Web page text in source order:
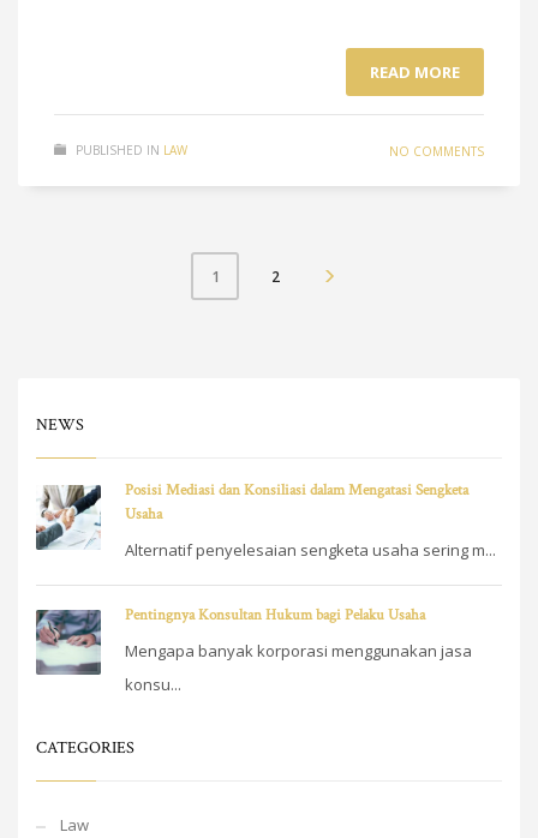
READ MORE
PUBLISHED IN LAW NO COMMENTS
1 2
NEWS
Posisi Mediasi dan Konsiliasi dalam Mengatasi Sengketa
Usaha
Alternatif penyelesaian sengketa usaha sering m...
Pentingnya Konsultan Hukum bagi Pelaku Usaha
Mengapa banyak korporasi menggunakan jasa
konsu...
CATEGORIES
Law